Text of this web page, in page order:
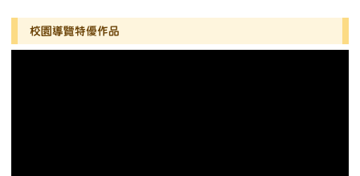
左邊區域內容
校園導覽特優作品